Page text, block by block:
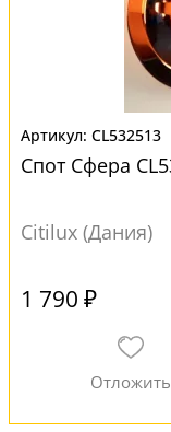
CL532513
Спот Сфера
Citilux (Дания)
1 790 ₽